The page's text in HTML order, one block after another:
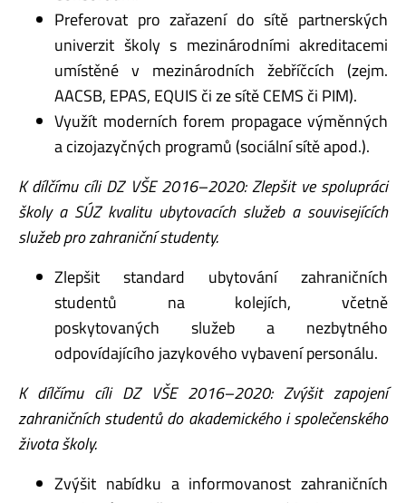
Preferovat pro zařazení do sítě partnerských
univerzit školy s mezinárodními akreditacemi
umístěné v mezinárodních žebříčcích (zejm.
AACSB, EPAS, EQUIS či ze sítě CEMS či PIM).
Využít moderních forem propagace výměnných
a cizojazyčných programů (sociální sítě apod.).
K dílčímu cíli DZ VŠE 2016–2020: Zlepšit ve spolupráci
školy a SÚZ kvalitu ubytovacích služeb a souvisejících
služeb pro zahraniční studenty.
Zlepšit standard ubytování zahraničních
studentů na kolejích, včetně
poskytovaných služeb a nezbytného
odpovídajícího jazykového vybavení personálu.
K dílčímu cíli DZ VŠE 2016–2020: Zvýšit zapojení
zahraničních studentů do akademického ispolečenského
života školy.
Zvýšit nabídku a informovanost zahraničních